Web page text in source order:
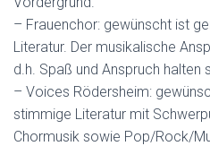
– Frauenchor: gewünscht ist
Literatur. Der musikalische
d.h. Spaß und Anspruch halten
– Voices Rödersheim:
stimmige Literatur mit
Chormusik sowie Pop/Rock/